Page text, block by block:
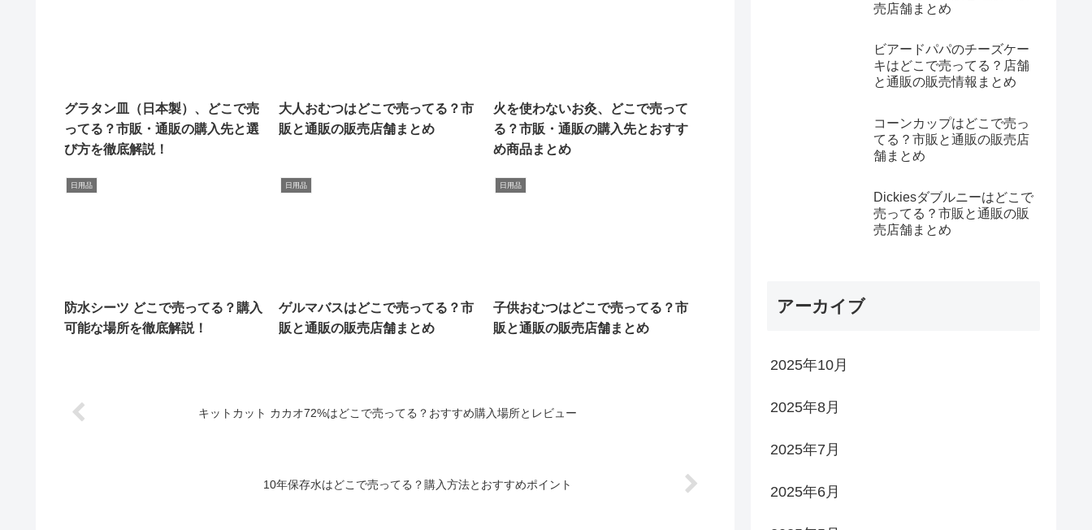
グラタン皿（日本製）、どこで売
ってる？市販・通販の購入先と選
び方を徹底解説！
大人おむつはどこで売ってる？市
販と通販の販売店舗まとめ
火を使わないお灸、どこで売って
る？市販・通販の購入先とおすす
め商品まとめ
日用品
防水シーツ どこで売ってる？購入
可能な場所を徹底解説！
日用品
ゲルマバスはどこで売ってる？市
販と通販の販売店舗まとめ
日用品
子供おむつはどこで売ってる？市
販と通販の販売店舗まとめ
キットカット カカオ72%はどこで売ってる？おすすめ購入場所とレビュー
10年保存水はどこで売ってる？購入方法とおすすめポイント
売店舗まとめ
ビアードパパのチーズケー
キはどこで売ってる？店舗
と通販の販売情報まとめ
コーンカップはどこで売っ
てる？市販と通販の販売店
舗まとめ
Dickiesダブルニーはどこで
売ってる？市販と通販の販
売店舗まとめ
アーカイブ
2025年10月
2025年8月
2025年7月
2025年6月